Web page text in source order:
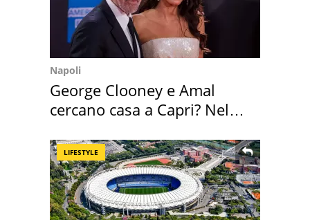
Napoli
George Clooney e Amal
cercano casa a Capri? Nel
LIFESTYLE